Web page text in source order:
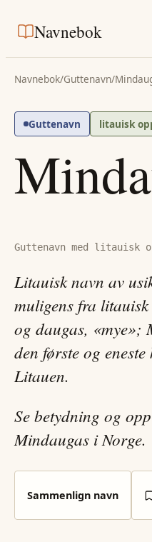
Navnebok
Navnebok/Guttenavn/
Guttenavn litauisk
Guttenavn med litauisk
Litauisk navn av
muligens fra
og daugas, «mye»;
den første og
Litauen.
Se betydning og
Mindaugas i Norge.
Sammenlign navn